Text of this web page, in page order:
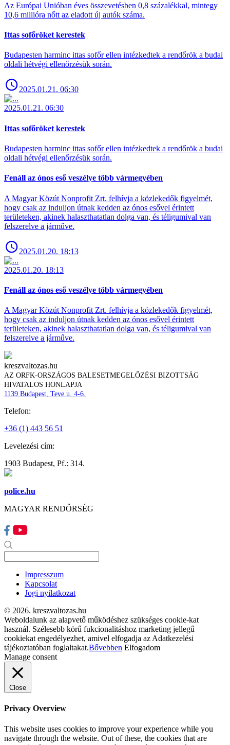
Az Európai Unióban éves összevetésben 0,8 százalékkal, mintegy
10,6 millióra nőtt az eladott új autók száma.
Ittas sofőröket kerestek
Budapesten harminc ittas sofőr ellen intézkedtek a rendőrök a budai
oldali hétvégi ellenőrzésük során.
2025.01.21. 06:30
2025.01.21. 06:30
Ittas sofőröket kerestek
Budapesten harminc ittas sofőr ellen intézkedtek a rendőrök a budai
oldali hétvégi ellenőrzésük során.
Fenáll az ónos eső veszélye több vármegyében
A Magyar Közút Nonprofit Zrt. felhívja a közlekedők figyelmét,
hogy csak az induljon útnak kedden az ónos esővel érintett
területeken, akinek halaszthatatlan dolga van, és téligumival van
felszerelve a járműve.
2025.01.20. 18:13
2025.01.20. 18:13
Fenáll az ónos eső veszélye több vármegyében
A Magyar Közút Nonprofit Zrt. felhívja a közlekedők figyelmét,
hogy csak az induljon útnak kedden az ónos esővel érintett
területeken, akinek halaszthatatlan dolga van, és téligumival van
felszerelve a járműve.
kreszvaltozas.hu
AZ ORFK-ORSZÁGOS BALESETMEGELŐZÉSI BIZOTTSÁG
HIVATALOS HONLAPJA
1139 Budapest, Teve u. 4-6.
Telefon:
+36 (1) 443 56 51
Levelezési cím:
1903 Budapest, Pf.: 314.
police.hu
MAGYAR RENDŐRSÉG
Impresszum
Kapcsolat
Jogi nyilatkozat
© 2026. kreszvaltozas.hu
Weboldalunk az alapvető működéshez szükséges cookie-kat
használ. Szélesebb körű fukcionalitáshoz marketing jellegű
cookiekat engedélyezhet, amivel elfogadja az Adatkezelési
tájékoztatóban foglaltakat.Bővebben Elfogadom
Manage consent
Close
Privacy Overview
This website uses cookies to improve your experience while you
navigate through the website. Out of these, the cookies that are